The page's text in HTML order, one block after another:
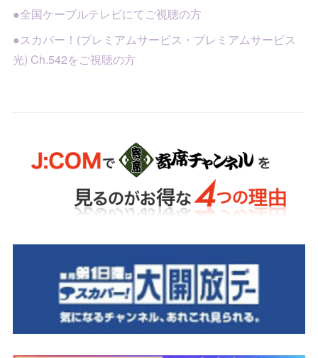
●全国ケーブルテレビにてご視聴の方
●スカパー！(プレミアムサービス・プレミアムサービス
光) Ch.542をご視聴の方